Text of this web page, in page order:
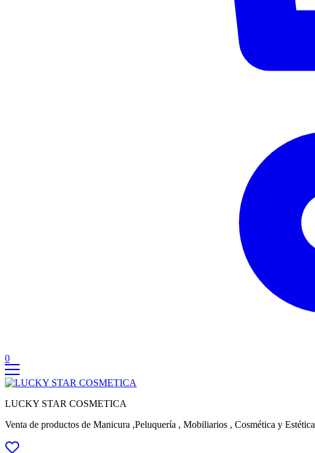
0
LUCKY STAR COSMETICA
Venta de productos de Manicura ,Peluquería , Mobiliarios , Cosmética y Estética